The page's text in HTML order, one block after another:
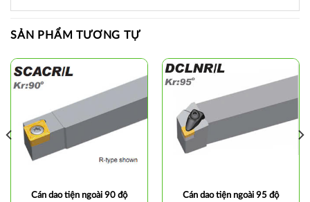
SẢN PHẨM TƯƠNG TỰ
Cán dao tiện ngoài 90 độ
Cán dao tiện ngoài 95 độ